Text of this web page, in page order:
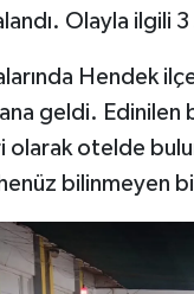
Olayla ilgili 3
Hendek
geldi. Edinilen
olarak otelde
bilinmeyen